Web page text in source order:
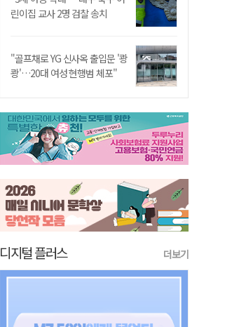
린이집 교사 2명 검찰 송치
"골프채로 YG 신사옥 출입문 '쾅
쾅'…20대 여성 현행범 체포"
디지털 플러스 더보기